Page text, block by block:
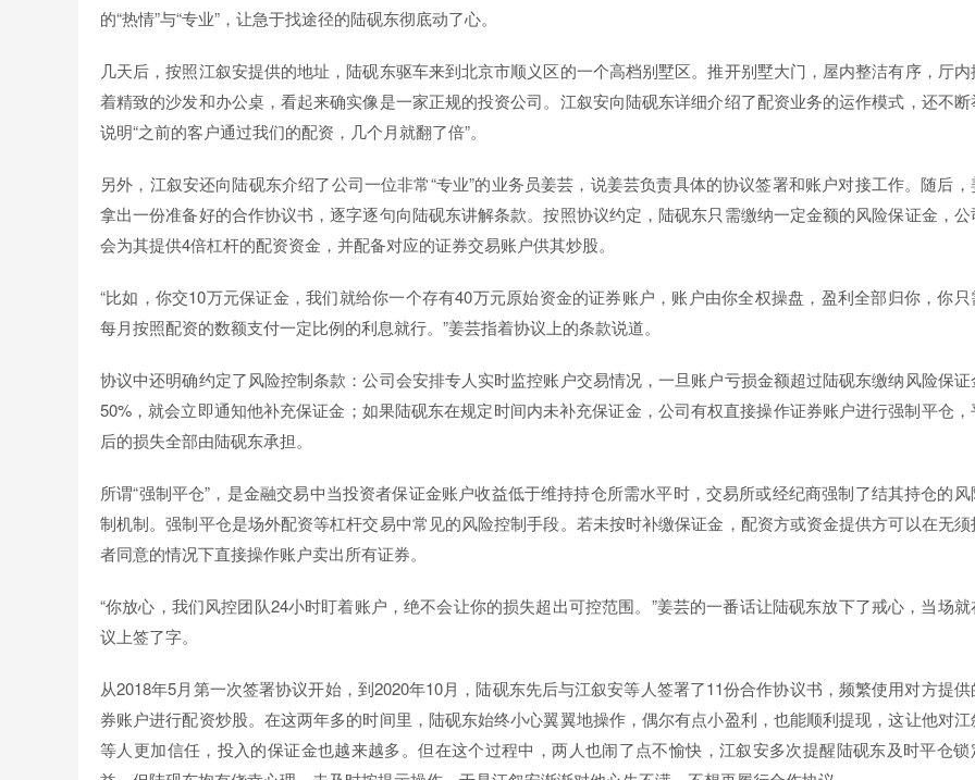
的“热情”与“专业”，让急于找途径的陆砚东彻底动了心。
几天后，按照江叙安提供的地址，陆砚东驱车来到北京市顺义区的一个高档别墅区。推开别墅大门，屋内整洁有序，厅内
着精致的沙发和办公桌，看起来确实像是一家正规的投资公司。江叙安向陆砚东详细介绍了配资业务的运作模式，还不断
说明“之前的客户通过我们的配资，几个月就翻了倍”。
另外，江叙安还向陆砚东介绍了公司一位非常“专业”的业务员姜芸，说姜芸负责具体的协议签署和账户对接工作。随后，
拿出一份准备好的合作协议书，逐字逐句向陆砚东讲解条款。按照协议约定，陆砚东只需缴纳一定金额的风险保证金，公
会为其提供4倍杠杆的配资资金，并配备对应的证券交易账户供其炒股。
“比如，你交10万元保证金，我们就给你一个存有40万元原始资金的证券账户，账户由你全权操盘，盈利全部归你，你只
每月按照配资的数额支付一定比例的利息就行。”姜芸指着协议上的条款说道。
协议中还明确约定了风险控制条款：公司会安排专人实时监控账户交易情况，一旦账户亏损金额超过陆砚东缴纳风险保证
50%，就会立即通知他补充保证金；如果陆砚东在规定时间内未补充保证金，公司有权直接操作证券账户进行强制平仓，
后的损失全部由陆砚东承担。
所谓“强制平仓”，是金融交易中当投资者保证金账户收益低于维持持仓所需水平时，交易所或经纪商强制了结其持仓的风
制机制。强制平仓是场外配资等杠杆交易中常见的风险控制手段。若未按时补缴保证金，配资方或资金提供方可以在无须
者同意的情况下直接操作账户卖出所有证券。
“你放心，我们风控团队24小时盯着账户，绝不会让你的损失超出可控范围。”姜芸的一番话让陆砚东放下了戒心，当场就
议上签了字。
从2018年5月第一次签署协议开始，到2020年10月，陆砚东先后与江叙安等人签署了11份合作协议书，频繁使用对方提供
券账户进行配资炒股。在这两年多的时间里，陆砚东始终小心翼翼地操作，偶尔有点小盈利，也能顺利提现，这让他对江
等人更加信任，投入的保证金也越来越多。但在这个过程中，两人也闹了点不愉快，江叙安多次提醒陆砚东及时平仓锁